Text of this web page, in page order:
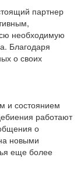
партнер
необходимую
Благодаря
о своих
и состоянием
работают
о
новыми
еще более